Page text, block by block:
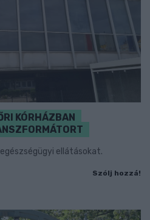
KÓRHÁZBAN
ellátásokat.
Szólj hozzá!